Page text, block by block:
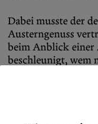
Dabei musste der
Austerngenuss
beim Anblick einer
beschleunigt, wem
Wolfram Siebeck,